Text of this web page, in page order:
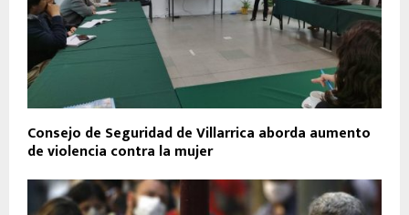
Consejo de Seguridad de Villarrica aborda aumento
de violencia contra la mujer